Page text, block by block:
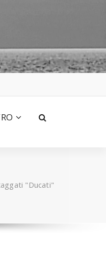
"Ducati"